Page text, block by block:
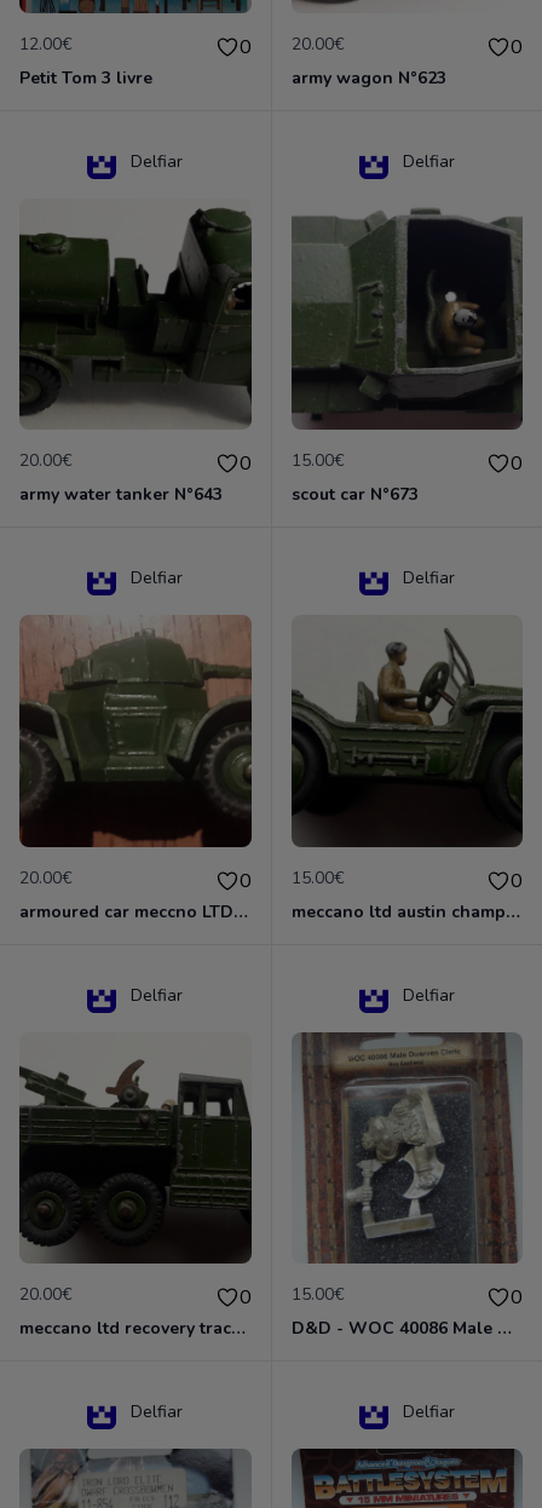
12.00€ 0
Petit Tom 3 livre
20.00€ 0
army wagon N°623
Delfiar
20.00€ 0
army water tanker N°643
Delfiar
15.00€ 0
scout car N°673
Delfiar
20.00€ 0
armoured car meccno LTD N°670
Delfiar
15.00€ 0
meccano ltd austin champ N°674
Delfiar
20.00€ 0
meccano ltd recovery tractor N°661
Delfiar
15.00€ 0
D&D - WOC 40086 Male Dwarven Cleric Miniature - Donjons Dragons
Delfiar Delfiar